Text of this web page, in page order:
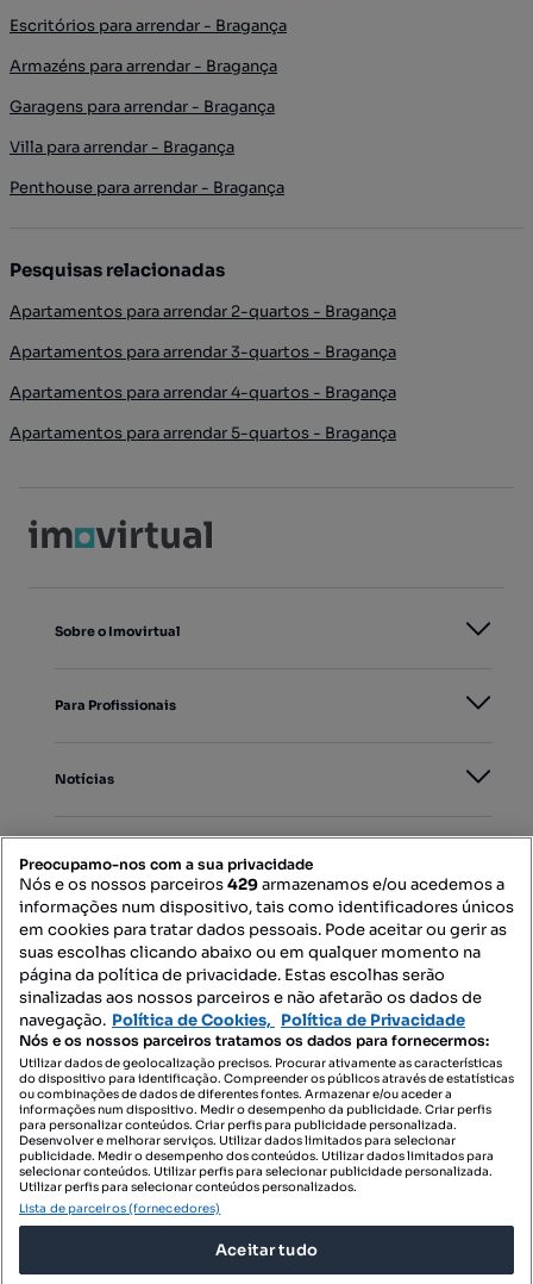
Escritórios para arrendar - Bragança
Armazéns para arrendar - Bragança
Garagens para arrendar - Bragança
Villa para arrendar - Bragança
Penthouse para arrendar - Bragança
Pesquisas relacionadas
Apartamentos para arrendar 2-quartos - Bragança
Apartamentos para arrendar 3-quartos - Bragança
Apartamentos para arrendar 4-quartos - Bragança
Apartamentos para arrendar 5-quartos - Bragança
Sobre o Imovirtual
Para Profissionais
Notícias
Mapa do Site
Contacte-nos
SIGA-NOS:
DESCARREGAR NA:
Preocupamo-nos com a sua privacidade
Nós e os nossos parceiros429armazenamos e/ou acedemos a
informações num dispositivo, tais como identificadores únicos
em cookies para tratar dados pessoais. Pode aceitar ou gerir as
suas escolhas clicando abaixo ou em qualquer momento na
página da política de privacidade. Estas escolhas serão
sinalizadas aos nossos parceiros e não afetarão os dados de
navegação. Política de Cookies, Política de Privacidade
Nós e os nossos parceiros tratamos os dados para fornecermos:
Utilizar dados de geolocalização precisos. Procurar ativamente as características
do dispositivo para identificação. Compreender os públicos através de estatísticas
ou combinações de dados de diferentes fontes. Armazenar e/ou aceder a
informações num dispositivo. Medir o desempenho da publicidade. Criar perfis
para personalizar conteúdos. Criar perfis para publicidade personalizada.
Desenvolver e melhorar serviços. Utilizar dados limitados para selecionar
publicidade. Medir o desempenho dos conteúdos. Utilizar dados limitados para
selecionar conteúdos. Utilizar perfis para selecionar publicidade personalizada.
Utilizar perfis para selecionar conteúdos personalizados.
Lista de parceiros (fornecedores)
Aceitar tudo